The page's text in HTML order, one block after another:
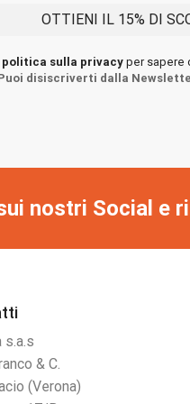
politica sulla privacyper sapere
disiscriverti dalla
nostri Social e
s.a.s
& C.
(Verona)